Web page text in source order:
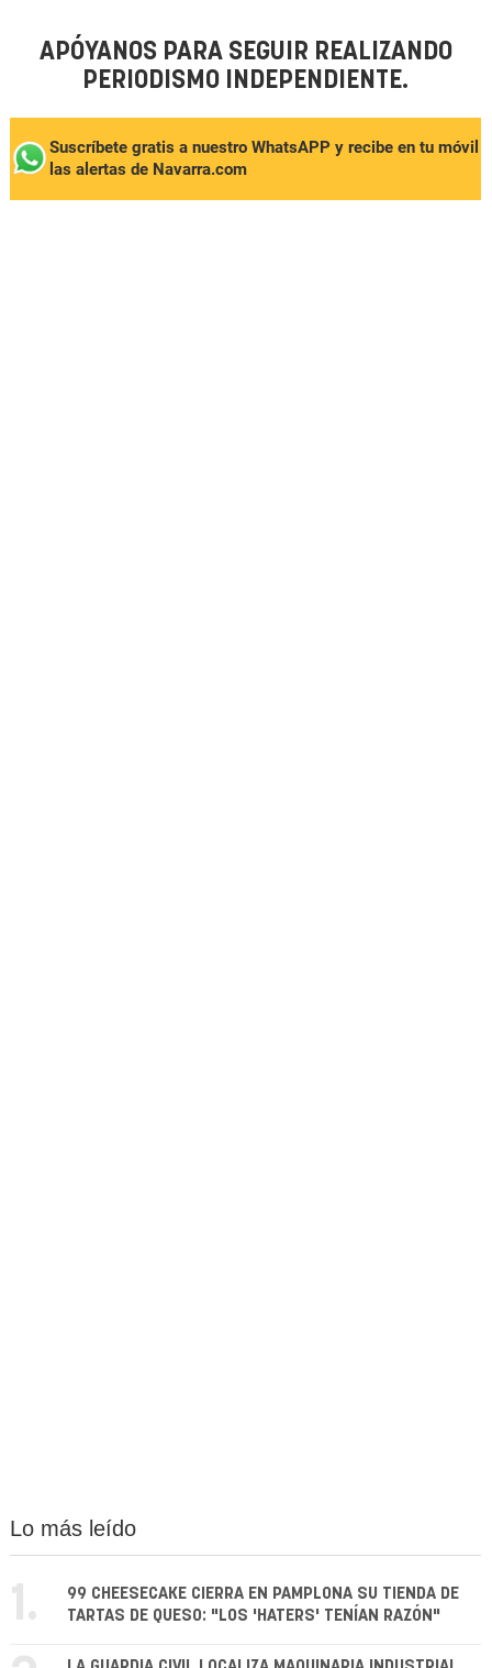
APÓYANOS PARA SEGUIR REALIZANDO
PERIODISMO INDEPENDIENTE.
Suscríbete gratis a nuestro WhatsAPP y recibe en tu móvil
las alertas de Navarra.com
Lo más leído
1.
99 CHEESECAKE CIERRA EN PAMPLONA SU TIENDA DE
TARTAS DE QUESO: "LOS 'HATERS' TENÍAN RAZÓN"